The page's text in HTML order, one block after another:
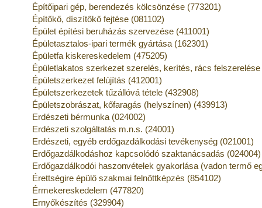
Építőipari gép, berendezés kölcsönzése (773201)
Építőkő, díszítőkő fejtése (081102)
Épület építési beruházás szervezése (411001)
Épületasztalos-ipari termék gyártása (162301)
Épületfa kiskereskedelem (475205)
Épületlakatos szerkezet szerelés, kerítés, rács felszerelése
Épületszerkezet felújítás (412001)
Épületszerkezetek tűzállóvá tétele (432908)
Épületszobrászat, kőfaragás (helyszínen) (439913)
Erdészeti bérmunka (024002)
Erdészeti szolgáltatás m.n.s. (24001)
Erdészeti, egyéb erdőgazdálkodási tevékenység (021001)
Erdőgazdálkodáshoz kapcsolódó szaktanácsadás (024004)
Erdőgazdálkodói haszonvételek gyakorlása (vadon termő
Érettségire épülő szakmai felnőttképzés (854102)
Érmekereskedelem (477820)
Ernyőkészítés (329904)